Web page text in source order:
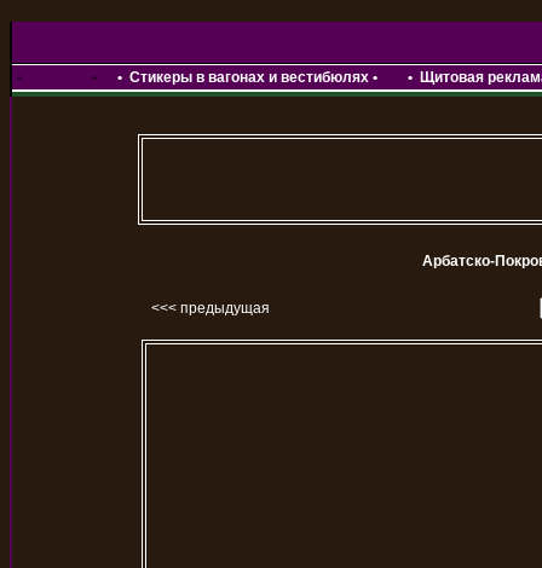
• • • Стикеры в вагонах и вестибюлях • • Щитовая
Арбатско-
<<< предыдущая